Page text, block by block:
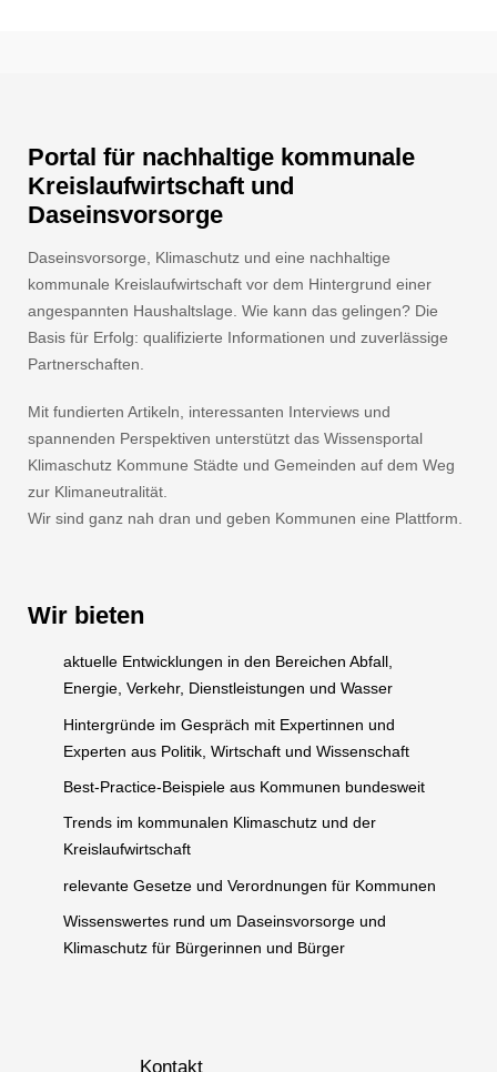
Portal für nachhaltige kommunale
Kreislaufwirtschaft und
Daseinsvorsorge
Daseinsvorsorge, Klimaschutz und eine nachhaltige
kommunale Kreislaufwirtschaft vor dem Hintergrund einer
angespannten Haushaltslage. Wie kann das gelingen? Die
Basis für Erfolg: qualifizierte Informationen und zuverlässige
Partnerschaften.
Mit fundierten Artikeln, interessanten Interviews und
spannenden Perspektiven unterstützt das Wissensportal
Klimaschutz Kommune Städte und Gemeinden auf dem Weg
zur Klimaneutralität.
Wir sind ganz nah dran und geben Kommunen eine Plattform.
Wir bieten
aktuelle Entwicklungen in den Bereichen Abfall,
Energie, Verkehr, Dienstleistungen und Wasser
Hintergründe im Gespräch mit Expertinnen und
Experten aus Politik, Wirtschaft und Wissenschaft
Best-Practice-Beispiele aus Kommunen bundesweit
Trends im kommunalen Klimaschutz und der
Kreislaufwirtschaft
relevante Gesetze und Verordnungen für Kommunen
Wissenswertes rund um Daseinsvorsorge und
Klimaschutz für Bürgerinnen und Bürger
Kontakt